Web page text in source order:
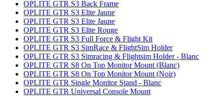
OPLITE GTR S3 Back Frame
OPLITE GTR S3 Elite Jaune
OPLITE GTR S3 Elite Jaune
OPLITE GTR S3 Elite Rouge
OPLITE GTR S3 Full Force & Flight Kit
OPLITE GTR S3 SimRace & FlightSim Holder
OPLITE GTR S3 Simracing & Flightsim Holder - Blanc
OPLITE GTR S8 On Top Monitor Mount (Blanc)
OPLITE GTR S8 On Top Monitor Mount (Noir)
OPLITE GTR Single Monitor Stand - Blanc
OPLITE GTR Universal Console Mount